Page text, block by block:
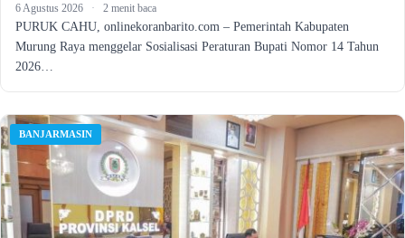
6 Agustus 2026 · 2 menit baca
PURUK CAHU, onlinekoranbarito.com – Pemerintah Kabupaten
Murung Raya menggelar Sosialisasi Peraturan Bupati Nomor 14 Tahun
2026…
BANJARMASIN